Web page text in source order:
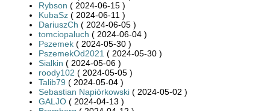
Rybson ( 2024-06-15 )
KubaSz ( 2024-06-11 )
DariuszCh ( 2024-06-05 )
tomciopaluch ( 2024-06-04 )
Pszemek ( 2024-05-30 )
PszemekOd2021 ( 2024-05-30 )
Sialkin ( 2024-05-06 )
roody102 ( 2024-05-05 )
Talib79 ( 2024-05-04 )
Sebastian Napiórkowski ( 2024-05-02 )
GALJO ( 2024-04-13 )